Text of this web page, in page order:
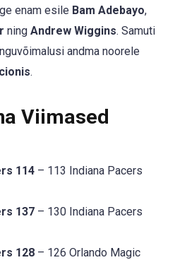
enam esile Bam Adebayo,
ning Andrew Wiggins. Samuti
andma noorele
.
Viimased
114 – 113 Indiana Pacers
137 – 130 Indiana Pacers
128 – 126 Orlando Magic